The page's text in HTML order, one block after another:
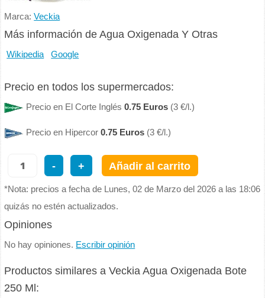
Marca:Veckia
Más información de Agua Oxigenada Y Otras
Wikipedia Google
Precio en todos los supermercados:
Precio en El Corte Inglés0.75 Euros (3 €/l.)
Precio en Hipercor0.75 Euros (3 €/l.)
- + Añadir al carrito
*Nota: precios a fecha de Lunes, 02 de Marzo del 2026 a las 18:06
quizás no estén actualizados.
Opiniones
No hay opiniones. Escribir opinión
Productos similares a Veckia Agua Oxigenada Bote
250 Ml: